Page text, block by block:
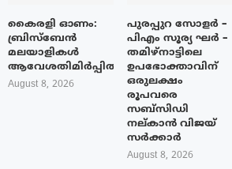
കൈരളി ഓണം:
ബ്രിസ്ബേൻ
മലയാളികൾ
ആവേശതിമിർപ്പിൽ
August 8, 2026
പുരപ്പുറ സോളർ –
പിഎം സൂര്യ ഘർ –
തമിഴ്നാട്ടിലെ
ഉപഭോക്താവിന്
ഒരുലക്ഷം
രൂപവരെ
സബ്സിഡി
നല്കാൻ വിജയ്
സർക്കാർ
August 8, 2026